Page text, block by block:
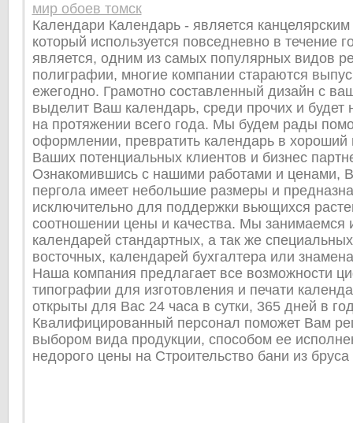
мир обоев томск
Календари Календарь - является канцелярским
который используется повседневно в течение
является, одним из самых популярных видов
полиграфии, многие компании стараются
ежегодно. Грамотно составленный дизайн с
выделит Ваш календарь, среди прочих и будет
на протяжении всего года. Мы будем рады
оформлении, превратить календарь в хороший
Ваших потенциальных клиентов и бизнес
Ознакомившись с нашими работами и ценами,
пергола имеет небольшие размеры и
исключительно для поддержки вьющихся
соотношении цены и качества. Мы занимаемся
календарей стандартных, а так же
восточных, календарей бухгалтера или
Наша компания предлагает все возможности
типографии для изготовления и печати
открыты для Вас 24 часа в сутки, 365 дней в
Квалифицированный персонал поможет Вам
выбором вида продукции, способом ее
недорого цены на Строительство бани из